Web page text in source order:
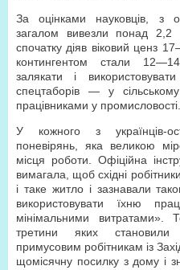
За оцінками науковців, з
загалом вивезли понад 2,2
спочатку діяв віковий ценз
контингентом стали
залякати і
спецтаборів — у
працівниками у промисловості.
У кожного з українців-
поневірянь, яка великою
місця роботи. Офіційна
вимагала, щоб східні
і таке житло і зазнавали
використовувати їхню
мінімальними витратами».
третини яких становили
примусовим робітникам із
щомісячну посилку з дому і